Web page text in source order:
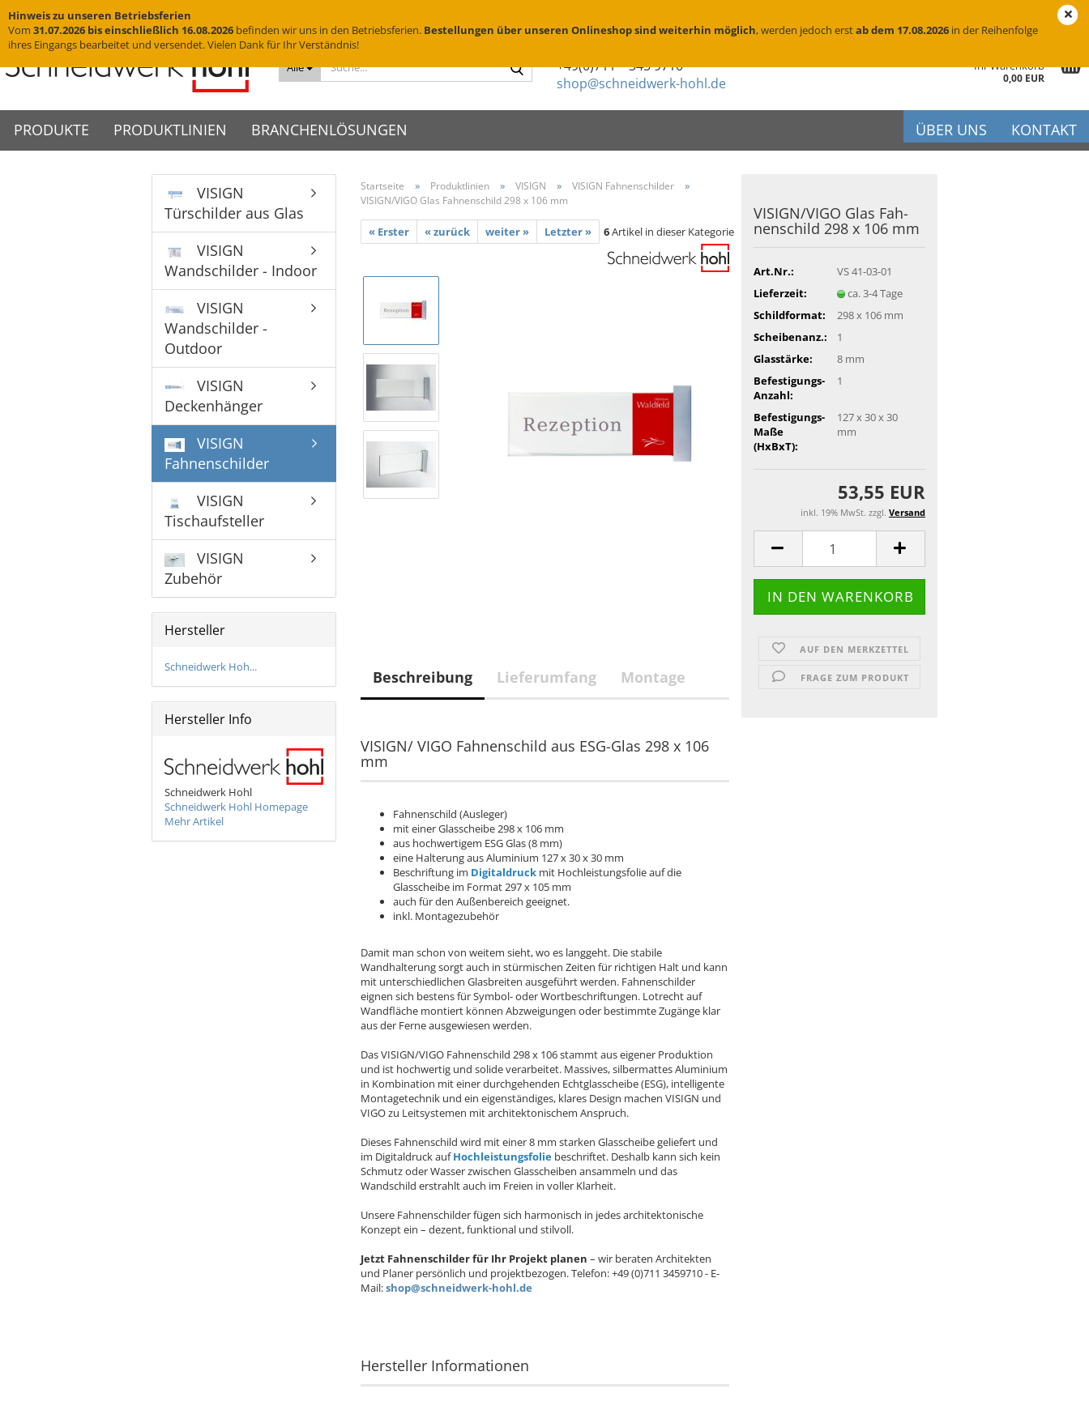
Alle
+49(0)711 – 345 9710
shop@schneidwerk-hohl.de
Ihr Warenkorb
0,00 EUR
Hinweis zu unseren Betriebsferien
Vom 31.07.2026 bis einschließlich 16.08.2026 befinden wir uns in den Betriebsferien. Bestellungen über unseren Onlineshop sind weiterhin möglich, werden jedoch erstab dem 17.08.2026 in der Reihenfolge
ihres Eingangs bearbeitet und versendet. Vielen Dank für Ihr Verständnis!
PRODUKTE
Türschilder
Deckenhänger
Fahnenschilder
Glasschilder
Edelstahlschilder
Messingschilder
Bronzeschilder
Grabschilder
Grabschriften
Metallsprühschablonen
Sprühschablonen Edelstahl
Brennschablonen für Holz
Abstandhalter
Folienbeschriftung
Montage & Pflege
PRODUKTLINIEN
VIGO Türschilder
VIGO Wandschilder -
Outdoor
VIGO Deckenhänger
VIGO Tischaufsteller
VIGO Zubehör
VINOX Edelstahl
VINOX Messing geschliffen
VINOX Messing brüniert
BRANCHENLÖSUNGEN
Firmenschilder
Kanzleischilder
ÜBER UNS KONTAKT
Startseite » Produktlinien » VISIGN » VISIGN Fahnenschilder »
VISIGN/VIGO Glas Fahnenschild 298 x 106 mm
« Erster « zurück weiter » Letzter » 6Artikel in dieser Kategorie
VI­SIGN/VIGO Glas Fah­
nen­schild 298 x 106 mm
Art.Nr.:
VS 41-03-01
Lieferzeit:
ca. 3-4 Tage
Schildformat:
298 x 106 mm
Scheibenanz.:
1
Glasstärke:
8 mm
Befestigungs-
Anzahl:
1
Befestigungs-
Maße
(HxBxT):
127 x 30 x 30
mm
53,55 EUR
inkl. 19% MwSt. zzgl. Versand
AUF DEN MERKZETTEL
FRAGE ZUM PRODUKT
Beschreibung Lieferumfang Montage
VISIGN/ VIGO Fahnenschild aus ESG-Glas 298 x 106
mm
Fahnenschild (Ausleger)
mit einer Glasscheibe 298 x 106 mm
aus hochwertigem ESG Glas (8 mm)
eine Halterung aus Aluminium 127 x 30 x 30 mm
Beschriftung im Digitaldruckmit Hochleistungsfolie auf die
Glasscheibe im Format 297 x 105 mm
auch für den Außenbereich geeignet.
inkl. Montagezubehör
Damit man schon von weitem sieht, wo es langgeht. Die stabile
Wandhalterung sorgt auch in stürmischen Zeiten für richtigen Halt und kann
mit unterschiedlichen Glasbreiten ausgeführt werden. Fahnenschilder
eignen sich bestens für Symbol- oder Wortbeschriftungen. Lotrecht auf
Wandfläche montiert können Abzweigungen oder bestimmte Zugänge klar
aus der Ferne ausgewiesen werden.
Das VISIGN/VIGO Fahnenschild 298 x 106 stammt aus eigener Produktion
und ist hochwertig und solide verarbeitet. Massives, silbermattes Aluminium
in Kombination mit einer durchgehenden Echtglasscheibe (ESG), intelligente
Montagetechnik und ein eigenständiges, klares Design machen VISIGN und
VIGO zu Leitsystemen mit architektonischem Anspruch.
Dieses Fahnenschild wird mit einer 8 mm starken Glasscheibe geliefert und
im Digitaldruck aufHochleistungsfoliebeschriftet. Deshalb kann sich kein
Schmutz oder Wasser zwischen Glasscheiben ansammeln und das
Wandschild erstrahlt auch im Freien in voller Klarheit.
Unsere Fahnenschilder fügen sich harmonisch in jedes architektonische
Konzept ein – dezent, funktional und stilvoll.
Jetzt Fahnenschilder für Ihr Projekt planen – wir beraten Architekten
und Planer persönlich und projektbezogen. Telefon: +49 (0)711 3459710 - E-
Mail:shop@schneidwerk-hohl.de
Hersteller Informationen
VISIGN
Türschilder aus Glas
VISIGN
Wandschilder - Indoor
VISIGN
Wandschilder -
Outdoor
VISIGN
Deckenhänger
VISIGN
Fahnenschilder
VISIGN
Tischaufsteller
VISIGN
Zubehör
Hersteller
Schneidwerk Hoh...
Hersteller Info
Schneidwerk Hohl
Schneidwerk Hohl Homepage
Mehr Artikel